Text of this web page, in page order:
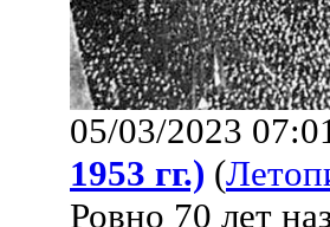
05/03/2023
1953 гг.) (
Ровно 70 лет